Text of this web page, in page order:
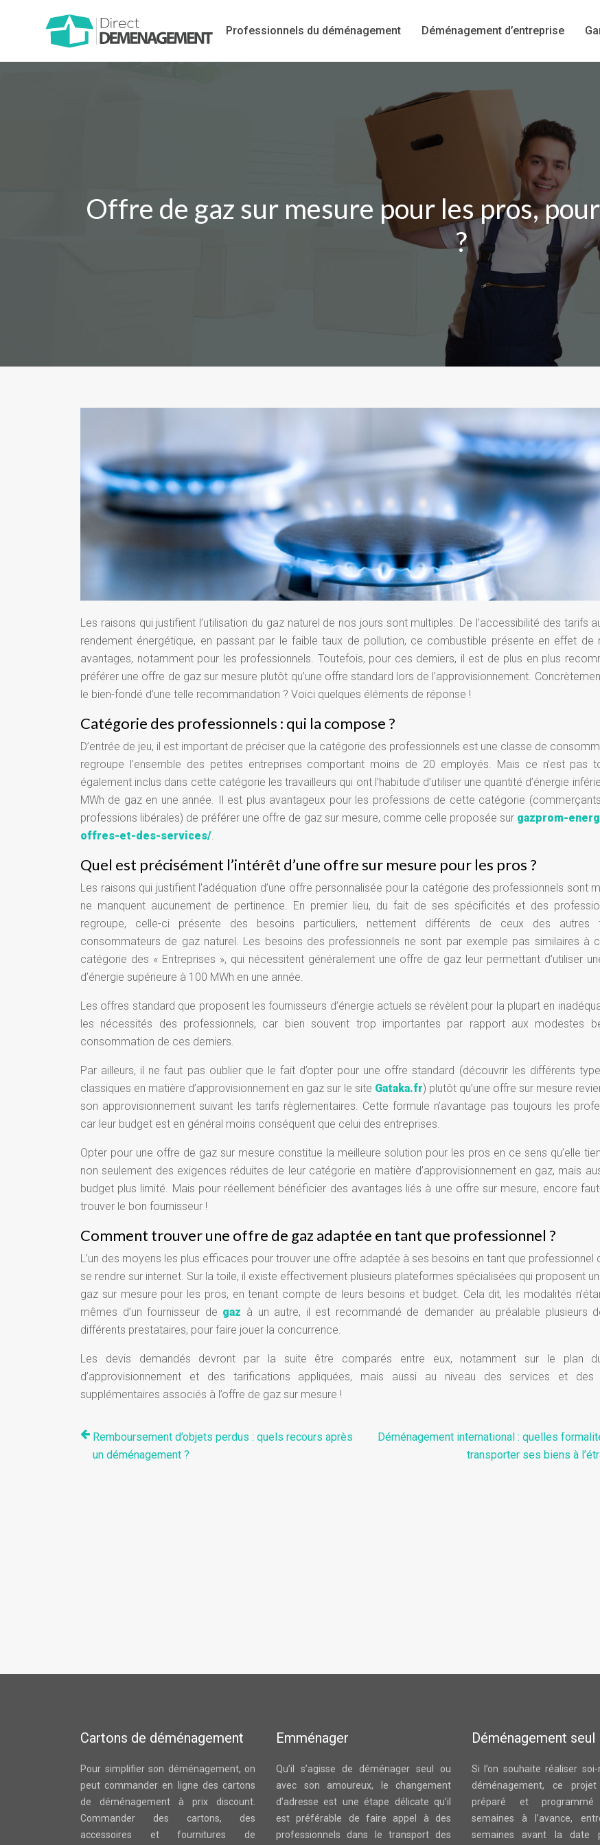
Professionnels du déménagement Déménagement d’entreprise
Offre de gaz sur mesure pour les pros,
?
Les raisons qui justifient l’utilisation du gaz naturel de nos jours sont multiples. De l’accessibilité des tarifs
rendement énergétique, en passant par le faible taux de pollution, ce combustible présente en effet de
avantages, notamment pour les professionnels. Toutefois, pour ces derniers, il est de plus en plus
préférer une offre de gaz sur mesure plutôt qu’une offre standard lors de l’approvisionnement.
le bien-fondé d’une telle recommandation ? Voici quelques éléments de réponse !
Catégorie des professionnels : qui la compose ?
D’entrée de jeu, il est important de préciser que la catégorie des professionnels est une classe de
regroupe l’ensemble des petites entreprises comportant moins de 20 employés. Mais ce n’est pas
également inclus dans cette catégorie les travailleurs qui ont l’habitude d’utiliser une quantité d’énergie
MWh de gaz en une année. Il est plus avantageux pour les professions de cette catégorie
professions libérales) de préférer une offre de gaz sur mesure, comme celle proposée sur gazprom-
offres-et-des-services/.
Quel est précisément l’intérêt d’une offre sur mesure pour les pros ?
Les raisons qui justifient l’adéquation d’une offre personnalisée pour la catégorie des professionnels sont
ne manquent aucunement de pertinence. En premier lieu, du fait de ses spécificités et des
regroupe, celle-ci présente des besoins particuliers, nettement différents de ceux des autres
consommateurs de gaz naturel. Les besoins des professionnels ne sont par exemple pas similaires à
catégorie des « Entreprises », qui nécessitent généralement une offre de gaz leur permettant d’utiliser
d’énergie supérieure à 100 MWh en une année.
Les offres standard que proposent les fournisseurs d’énergie actuels se révèlent pour la plupart en
les nécessités des professionnels, car bien souvent trop importantes par rapport aux modestes
consommation de ces derniers.
Par ailleurs, il ne faut pas oublier que le fait d’opter pour une offre standard (découvrir les différents
classiques en matière d’approvisionnement en gaz sur le site Gataka.fr) plutôt qu’une offre sur mesure
son approvisionnement suivant les tarifs règlementaires. Cette formule n’avantage pas toujours les
car leur budget est en général moins conséquent que celui des entreprises.
Opter pour une offre de gaz sur mesure constitue la meilleure solution pour les pros en ce sens qu’elle
non seulement des exigences réduites de leur catégorie en matière d’approvisionnement en gaz, mais
budget plus limité. Mais pour réellement bénéficier des avantages liés à une offre sur mesure, encore
trouver le bon fournisseur !
Comment trouver une offre de gaz adaptée en tant que professionnel ?
L’un des moyens les plus efficaces pour trouver une offre adaptée à ses besoins en tant que professionnel
se rendre sur internet. Sur la toile, il existe effectivement plusieurs plateformes spécialisées qui proposent
gaz sur mesure pour les pros, en tenant compte de leurs besoins et budget. Cela dit, les modalités
mêmes d’un fournisseur de gaz à un autre, il est recommandé de demander au préalable plusieurs
différents prestataires, pour faire jouer la concurrence.
Les devis demandés devront par la suite être comparés entre eux, notamment sur le plan
d’approvisionnement et des tarifications appliquées, mais aussi au niveau des services et des
supplémentaires associés à l’offre de gaz sur mesure !
Remboursement d’objets perdus : quels recours après
un déménagement ?
Déménagement international : quelles
transporter ses biens à
Cartons de déménagement
Pour simplifier son déménagement, on
peut commander en ligne des cartons
de déménagement à prix discount.
Commander des cartons, des
accessoires et fournitures de
Emménager
Qu’il s’agisse de déménager seul ou
avec son amoureux, le changement
d’adresse est une étape délicate qu’il
est préférable de faire appel à des
professionnels dans le transport des
Déménagement seul
Si l’on souhaite réaliser
déménagement, ce
préparé et programmé
semaines à l’avance,
semaines avant la date